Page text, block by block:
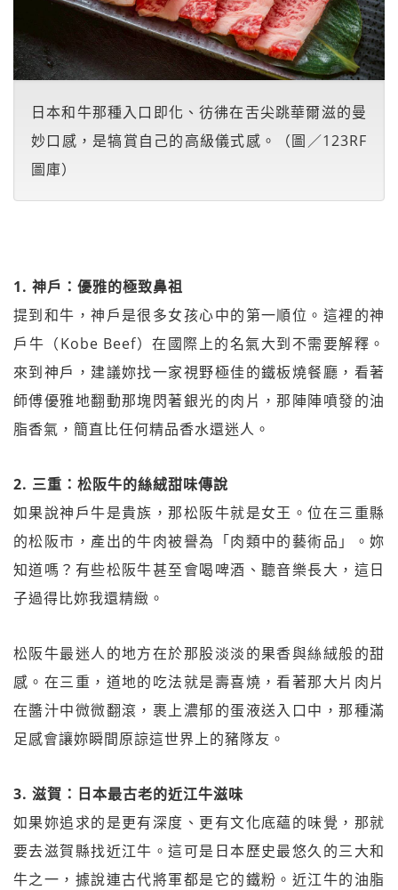
日本和牛那種入口即化、彷彿在舌尖跳華爾滋的曼
妙口感，是犒賞自己的高級儀式感。（圖／123RF
圖庫）
1. 神戶：優雅的極致鼻祖
提到和牛，神戶是很多女孩心中的第一順位。這裡的神
戶牛（Kobe Beef）在國際上的名氣大到不需要解釋。
來到神戶，建議妳找一家視野極佳的鐵板燒餐廳，看著
師傅優雅地翻動那塊閃著銀光的肉片，那陣陣噴發的油
脂香氣，簡直比任何精品香水還迷人。
2. 三重：松阪牛的絲絨甜味傳說
如果說神戶牛是貴族，那松阪牛就是女王。位在三重縣
的松阪市，產出的牛肉被譽為「肉類中的藝術品」。妳
知道嗎？有些松阪牛甚至會喝啤酒、聽音樂長大，這日
子過得比妳我還精緻。
松阪牛最迷人的地方在於那股淡淡的果香與絲絨般的甜
感。在三重，道地的吃法就是壽喜燒，看著那大片肉片
在醬汁中微微翻滾，裹上濃郁的蛋液送入口中，那種滿
足感會讓妳瞬間原諒這世界上的豬隊友。
3. 滋賀：日本最古老的近江牛滋味
如果妳追求的是更有深度、更有文化底蘊的味覺，那就
要去滋賀縣找近江牛。這可是日本歷史最悠久的三大和
牛之一，據說連古代將軍都是它的鐵粉。近江牛的油脂